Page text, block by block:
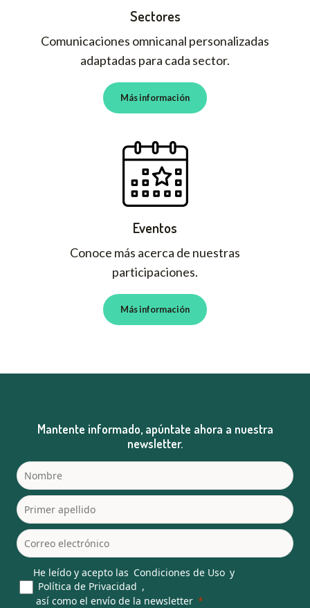
Sectores
Comunicaciones omnicanal personalizadas
adaptadas para cada sector.
Más información
Eventos
Conoce más acerca de nuestras
participaciones.
Más información
Mantente informado, apúntate ahora a nuestra
newsletter.
He leído y acepto las Condiciones de Uso y
Política de Privacidad ,
así como el envío de la newsletter